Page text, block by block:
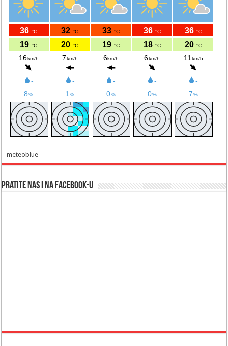
meteoblue
Pratite nas i na Facebook-u